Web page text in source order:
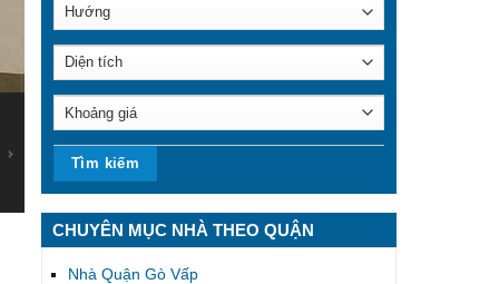
CHUYÊN MỤC NHÀ THEO QUẬN
Nhà Quận Gò Vấp